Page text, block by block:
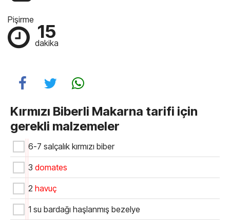
Pişirme
15
dakika
Kırmızı Biberli Makarna tarifi için
gerekli malzemeler
6-7 salçalık kırmızı biber
3 domates
2 havuç
1 su bardağı haşlanmış bezelye